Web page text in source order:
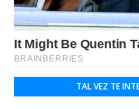
TAL VEZ TE